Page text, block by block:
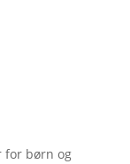
for børn og